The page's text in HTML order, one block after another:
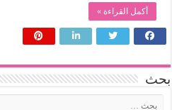
أكمل القراءة »
بحث